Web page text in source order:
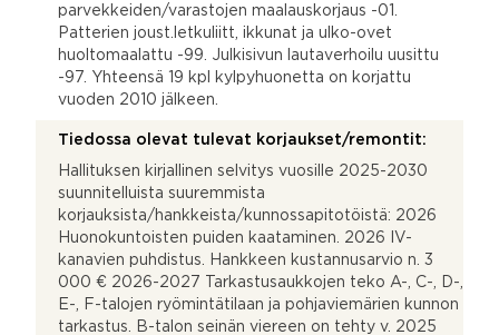
parvekkeiden/varastojen maalauskorjaus -01.
Patterien joust.letkuliitt, ikkunat ja ulko-ovet
huoltomaalattu -99. Julkisivun lautaverhoilu uusittu
-97. Yhteensä 19 kpl kylpyhuonetta on korjattu
vuoden 2010 jälkeen.
Tiedossa olevat tulevat korjaukset/remontit:
Hallituksen kirjallinen selvitys vuosille 2025-2030
suunnitelluista suuremmista
korjauksista/hankkeista/kunnossapitotöistä: 2026
Huonokuntoisten puiden kaataminen. 2026 IV-
kanavien puhdistus. Hankkeen kustannusarvio n. 3
000 € 2026-2027 Tarkastusaukkojen teko A-, C-, D-,
E-, F-talojen ryömintätilaan ja pohjaviemärien kunnon
tarkastus. B-talon seinän viereen on tehty v. 2025